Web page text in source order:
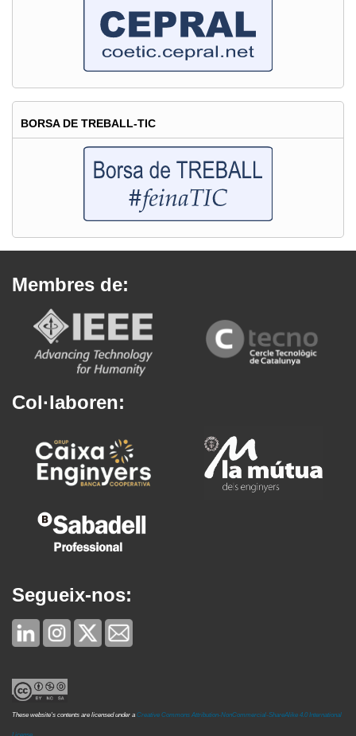
BORSA DE TREBALL-TIC
Membres de:
Col·laboren:
Segueix-nos:
These website's contents are licensed under a Creative Commons Attribution-NonCommercial-ShareAlike 4.0 International